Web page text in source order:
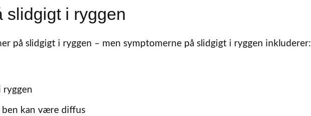
slidgigt i ryggen
på slidgigt i ryggen – men symptomerne på slidgigt i ryggen inkluderer:
ryggen
ben kan være diffus